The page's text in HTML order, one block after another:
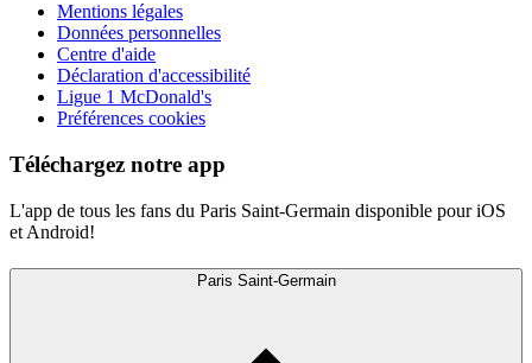
Mentions légales
Données personnelles
Centre d'aide
Déclaration d'accessibilité
Ligue 1 McDonald's
Préférences cookies
Téléchargez notre app
L'app de tous les fans du Paris Saint-Germain disponible pour iOS
et Android!
Paris Saint-Germain